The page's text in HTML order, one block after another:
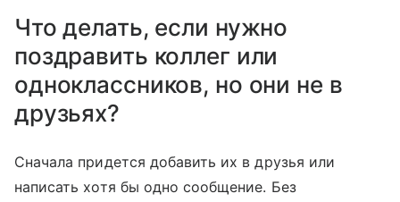
Что делать, если нужно
поздравить коллег или
одноклассников, но они не в
друзьях?
Сначала придется добавить их в друзья или
написать хотя бы одно сообщение. Без